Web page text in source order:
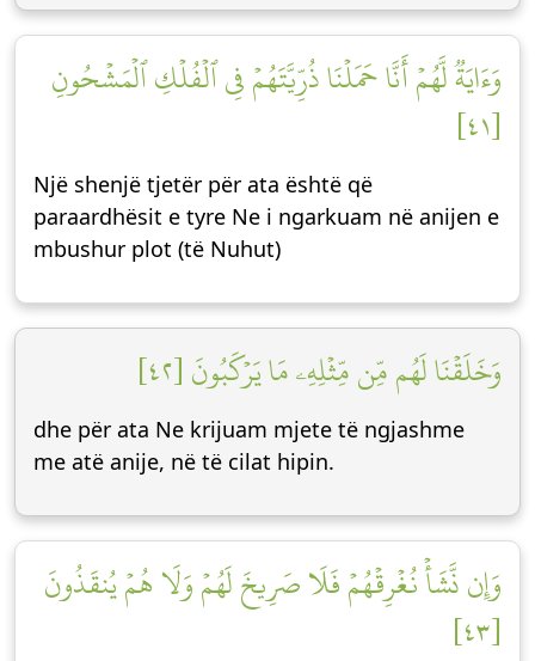
وَءَايَةٞ لَّهُمۡ أَنَّا حَمَلۡنَا ذُرِّيَّتَهُمۡ فِي ٱلۡفُلۡكِ ٱلۡمَشۡحُونِ
[٤١]
Një shenjë tjetër për ata është që
paraardhësit e tyre Ne i ngarkuam në anijen e
mbushur plot (të Nuhut)
وَخَلَقۡنَا لَهُم مِّن مِّثۡلِهِۦ مَا يَرۡكَبُونَ [٤٢]
dhe për ata Ne krijuam mjete të ngjashme
me atë anije, në të cilat hipin.
وَإِن نَّشَأۡ نُغۡرِقۡهُمۡ فَلَا صَرِيخَ لَهُمۡ وَلَا هُمۡ يُنقَذُونَ
[٤٣]